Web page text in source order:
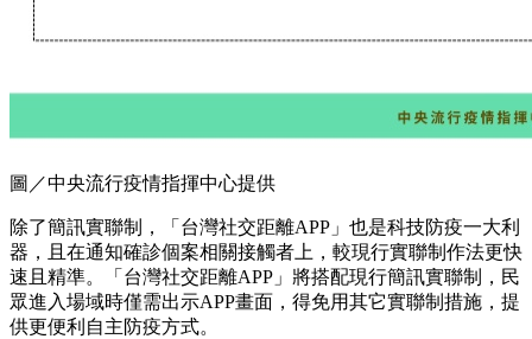
圖／中央流行疫情指揮中心提供
除了簡訊實聯制，「台灣社交距離APP」也是科技防疫一大利
器，且在通知確診個案相關接觸者上，較現行實聯制作法更快
速且精準。「台灣社交距離APP」將搭配現行簡訊實聯制，民
眾進入場域時僅需出示APP畫面，得免用其它實聯制措施，提
供更便利自主防疫方式。